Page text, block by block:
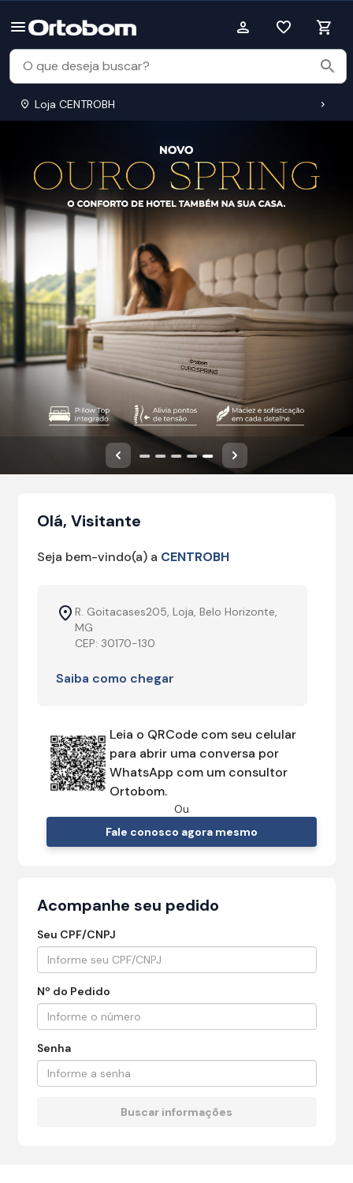
Loja CENTROBH
Anterior Próximo
Olá, Visitante
Seja bem-vindo(a) a CENTROBH
R. Goitacases205, Loja, Belo Horizonte,
MG
CEP: 30170-130
Saiba como chegar
Leia o QRCode com seu celular
para abrir uma conversa por
WhatsApp com um consultor
Ortobom.
Ou
Fale conosco agora mesmo
Acompanhe seu pedido
Seu CPF/CNPJ
Nº do Pedido
Senha